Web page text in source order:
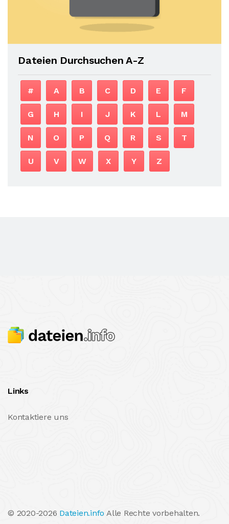
Dateien Durchsuchen A-Z
# A B C D E F
G H I J K L M
N O P Q R S T
U V W X Y Z
Links
Kontaktiere uns
© 2020-2026 Dateien.info Alle Rechte vorbehalten.